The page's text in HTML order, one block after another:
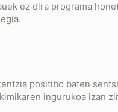
ez dira programa
positibo baten
ingurukoa izan